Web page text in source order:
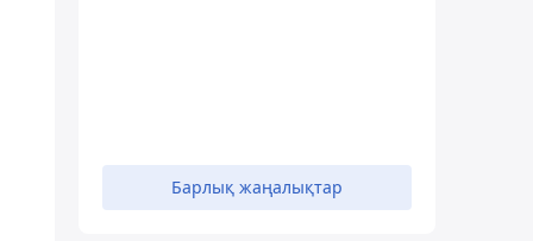
Барлық жаңалықтар